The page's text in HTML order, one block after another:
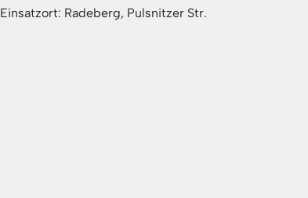
Einsatzort: Radeberg, Pulsnitzer Str.